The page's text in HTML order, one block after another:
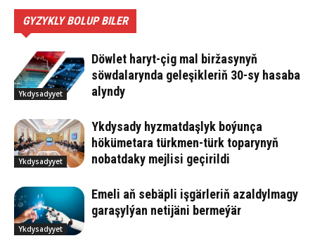
GYZYKLY BOLUP BILER
Ykdysadyyet
Döwlet haryt-çig mal biržasynyň
söwdalarynda geleşikleriň 30-sy hasaba
alyndy
Ykdysadyyet
Ykdysady hyzmatdaşlyk boýunça
hökümetara türkmen-türk toparynyň
nobatdaky mejlisi geçirildi
Ykdysadyyet
Emeli aň sebäpli işgärleriň azaldylmagy
garaşylýan netijäni bermeýär